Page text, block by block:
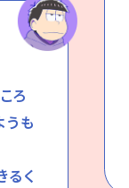
ろ
も
く